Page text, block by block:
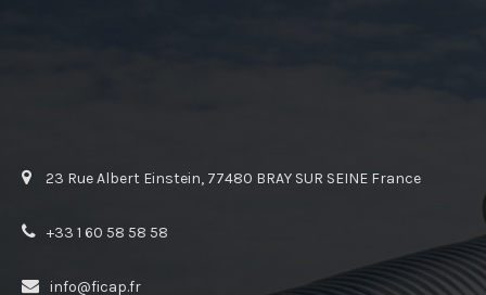
23 Rue Albert Einstein, 77480 BRAY SUR SEINE France
+33 1 60 58 58 58
info@ficap.fr